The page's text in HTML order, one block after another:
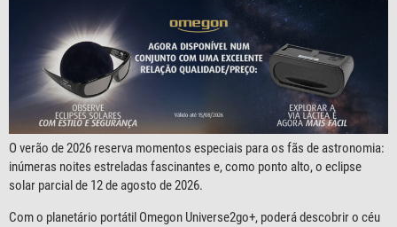
O verão de 2026 reserva momentos especiais para os fãs de astronomia:
inúmeras noites estreladas fascinantes e, como ponto alto, o eclipse
solar parcial de 12 de agosto de 2026.
Com o planetário portátil Omegon Universe2go+, poderá descobrir o céu